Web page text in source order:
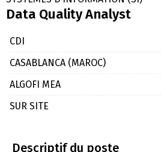
Data Quality Analyst
CDI
CASABLANCA (MAROC)
ALGOFI MEA
SUR SITE
Descriptif du poste